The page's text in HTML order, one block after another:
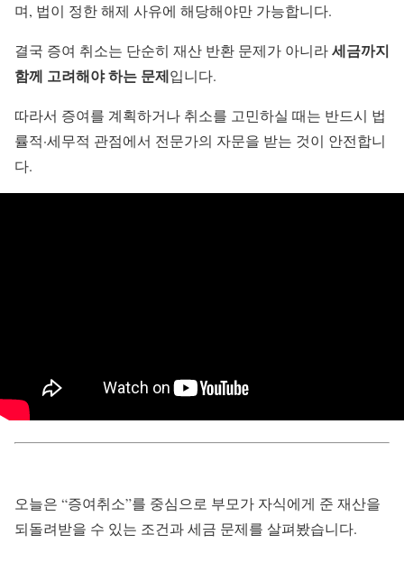
며, 법이 정한 해제 사유에 해당해야만 가능합니다.
결국 증여 취소는 단순히 재산 반환 문제가 아니라세금까지
함께 고려해야 하는 문제입니다.
따라서 증여를 계획하거나 취소를 고민하실 때는 반드시 법
률적·세무적 관점에서 전문가의 자문을 받는 것이 안전합니
다.
오늘은 “증여취소”를 중심으로 부모가 자식에게 준 재산을
되돌려받을 수 있는 조건과 세금 문제를 살펴봤습니다.